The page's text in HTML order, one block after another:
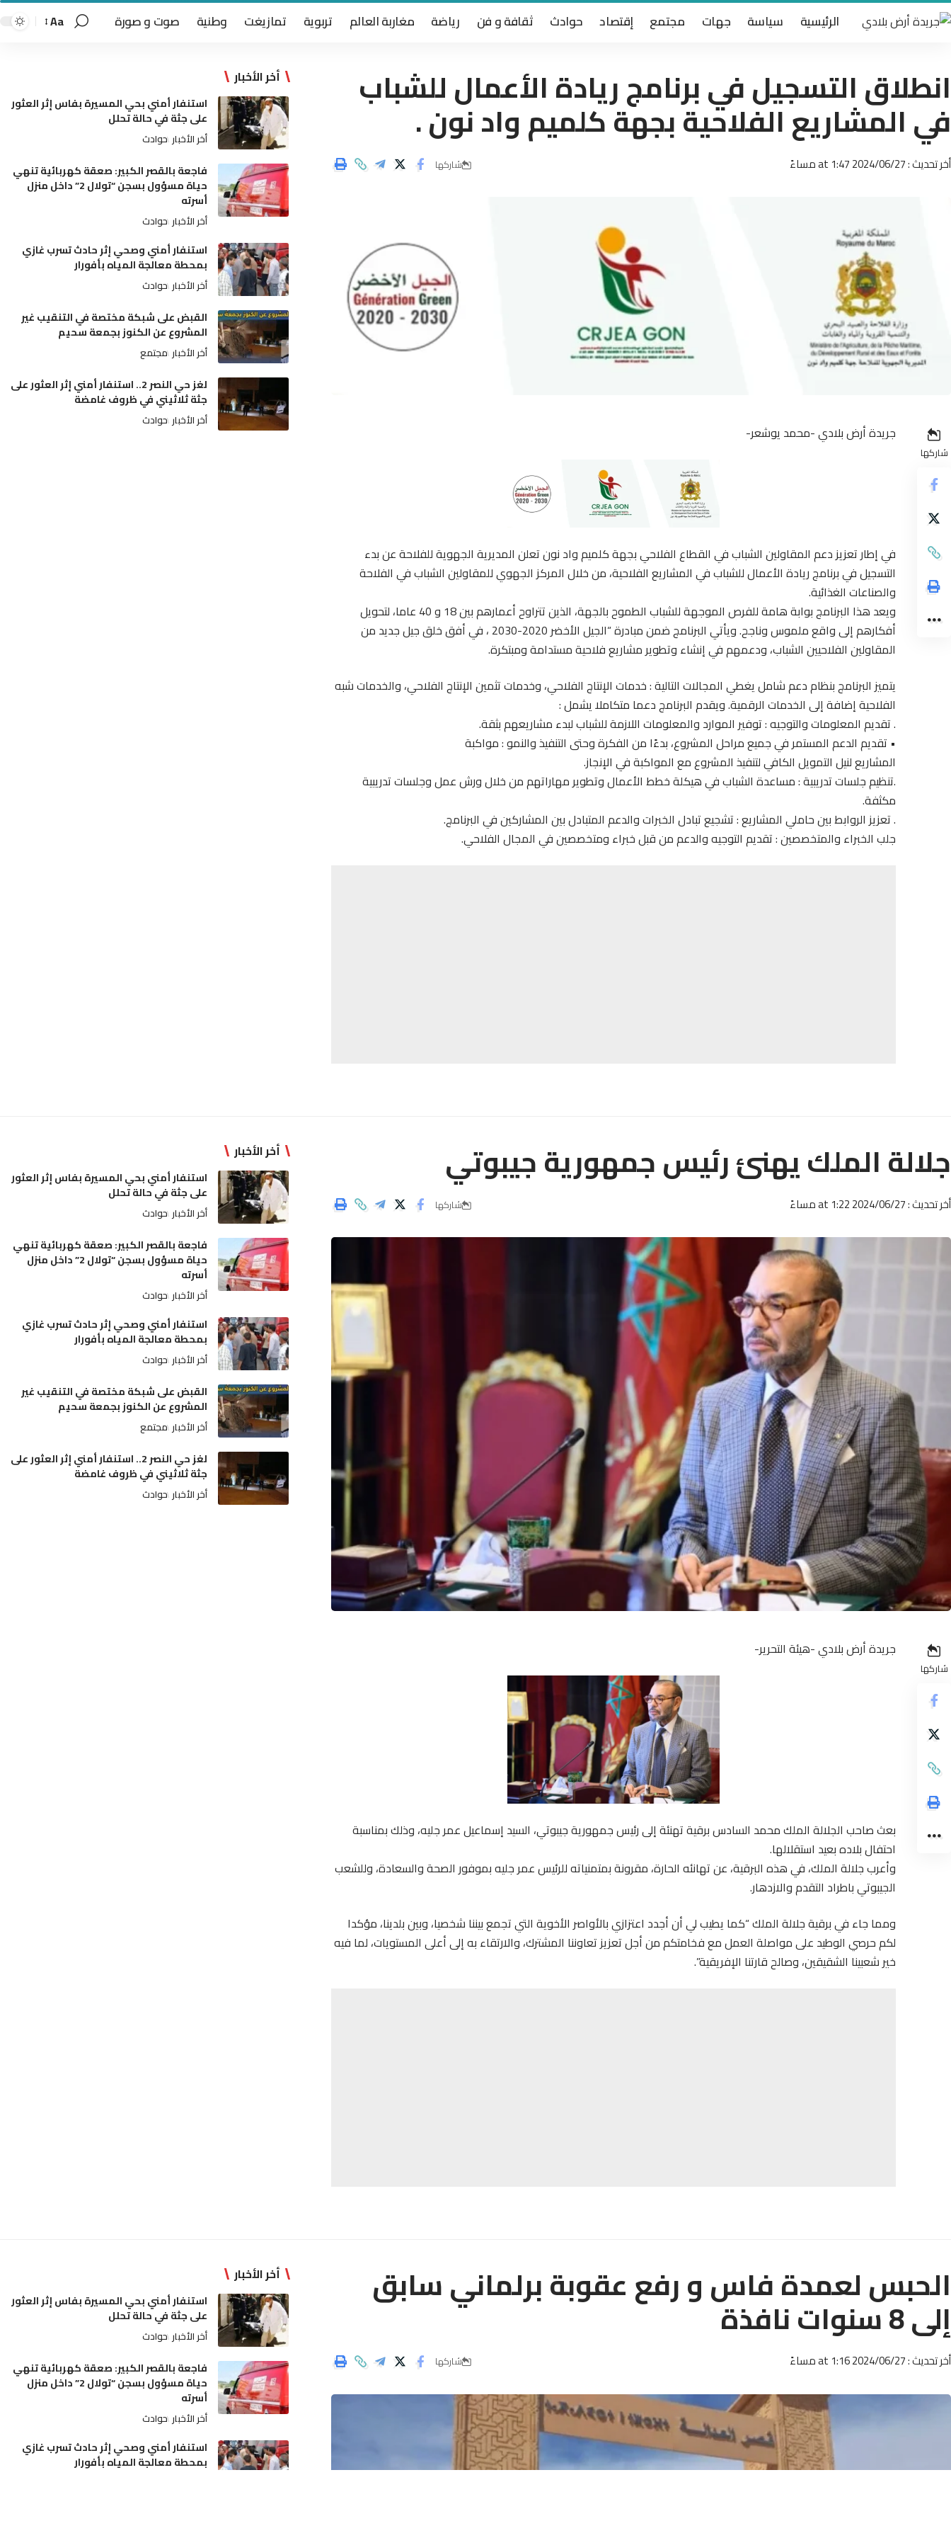
الرئيسية سياسة جهات مجتمع إقتصاد حوادث ثقافة و فن رياضة مغاربة العالم تربوية تمازيغت وطنية صوت و صورة Aa
انطلاق التسجيل في برنامج ريادة الأعمال للشباب
في المشاريع الفلاحية بجهة كلميم واد نون .
أخر تحديث : 2024/06/27 at 1:47 مساءً شاركها
شاركها
جريدة أرض بلادي -محمد يوشعر-
في إطار تعزيز دعم المقاولين الشباب في القطاع الفلاحي بجهة كلميم واد نون تعلن المديرية الجهوية للفلاحة عن بدء
التسجيل في برنامج ريادة الأعمال للشباب في المشاريع الفلاحية، من خلال المركز الجهوي للمقاولين الشباب في الفلاحة
والصناعات الغذائية.
ويعد هذا البرنامج بوابة هامة للفرص الموجهة للشباب الطموح بالجهة، الذين تتراوح أعمارهم بين 18 و 40 عاما، لتحويل
أفكارهم إلى واقع ملموس وناجح. ويأتي البرنامج ضمن مبادرة “الجيل الأخضر 2020-2030 ، في أفق خلق جيل جديد من
المقاولين الفلاحيين الشباب، ودعمهم في إنشاء وتطوير مشاريع فلاحية مستدامة ومبتكرة.
يتميز البرنامج بنظام دعم شامل يغطي المجالات التالية : خدمات الإنتاج الفلاحي، وخدمات تثمين الإنتاج الفلاحي، والخدمات شبه
الفلاحية إضافة إلى الخدمات الرقمية. ويقدم البرنامج دعما متكاملا يشمل :
. تقديم المعلومات والتوجيه : توفير الموارد والمعلومات اللازمة للشباب لبدء مشاريعهم بثقة.
• تقديم الدعم المستمر في جميع مراحل المشروع، بدءًا من الفكرة وحتى التنفيذ والنمو : مواكبة
المشاريع لنيل التمويل الكافي لتنفيذ المشروع مع المواكبة في الإنجاز.
.تنظيم جلسات تدريبية : مساعدة الشباب في هيكلة خطط الأعمال وتطوير مهاراتهم من خلال ورش عمل وجلسات تدريبية
مكثفة.
. تعزيز الروابط بين حاملي المشاريع : تشجيع تبادل الخبرات والدعم المتبادل بين المشاركين في البرنامج.
جلب الخبراء والمتخصصين : تقديم التوجيه والدعم من قبل خبراء ومتخصصين في المجال الفلاحي.
أخر الأخبار
استنفار أمني بحي المسيرة بفاس إثر العثور
على جثة في حالة تحلل
أخر الأخبار حوادث
فاجعة بالقصر الكبير: صعقة كهربائية تنهي
حياة مسؤول بسجن “تولال 2” داخل منزل
أسرته
أخر الأخبار حوادث
استنفار أمني وصحي إثر حادث تسرب غازي
بمحطة معالجة المياه بأفورار
أخر الأخبار حوادث
القبض على شبكة مختصة في التنقيب غير
المشروع عن الكنوز بجمعة سحيم
أخر الأخبار مجتمع
لغز حي النصر 2.. استنفار أمني إثر العثور على
جثة ثلاثيني في ظروف غامضة
أخر الأخبار حوادث
جلالة الملك يهنئ رئيس جمهورية جيبوتي
أخر تحديث : 2024/06/27 at 1:22 مساءً شاركها
شاركها
جريدة أرض بلادي -هيئة التحرير-
بعث صاحب الجلالة الملك محمد السادس برقية تهنئة إلى رئيس جمهورية جيبوتي، السيد إسماعيل عمر جليه، وذلك بمناسبة
احتفال بلاده بعيد استقلالها.
وأعرب جلالة الملك، في هذه البرقية، عن تهانئه الحارة، مقرونة بمتمنياته للرئيس عمر جليه بموفور الصحة والسعادة، وللشعب
الجيبوتي باطراد التقدم والازدهار.
ومما جاء في برقية جلالة الملك “كما يطيب لي أن أجدد اعتزازي بالأواصر الأخوية التي تجمع بيننا شخصيا، وبين بلدينا، مؤكدا
لكم حرصي الوطيد على مواصلة العمل مع فخامتكم من أجل تعزيز تعاوننا المشترك، والارتقاء به إلى أعلى المستويات، لما فيه
خير شعبينا الشقيقين، وصالح قارتنا الإفريقية”.
أخر الأخبار
استنفار أمني بحي المسيرة بفاس إثر العثور
على جثة في حالة تحلل
أخر الأخبار حوادث
فاجعة بالقصر الكبير: صعقة كهربائية تنهي
حياة مسؤول بسجن “تولال 2” داخل منزل
أسرته
أخر الأخبار حوادث
استنفار أمني وصحي إثر حادث تسرب غازي
بمحطة معالجة المياه بأفورار
أخر الأخبار حوادث
القبض على شبكة مختصة في التنقيب غير
المشروع عن الكنوز بجمعة سحيم
أخر الأخبار مجتمع
لغز حي النصر 2.. استنفار أمني إثر العثور على
جثة ثلاثيني في ظروف غامضة
أخر الأخبار حوادث
الحبس لعمدة فاس و رفع عقوبة برلماني سابق
إلى 8 سنوات نافذة
أخر تحديث : 2024/06/27 at 1:16 مساءً شاركها
أخر الأخبار
استنفار أمني بحي المسيرة بفاس إثر العثور
على جثة في حالة تحلل
أخر الأخبار حوادث
فاجعة بالقصر الكبير: صعقة كهربائية تنهي
حياة مسؤول بسجن “تولال 2” داخل منزل
أسرته
أخر الأخبار حوادث
استنفار أمني وصحي إثر حادث تسرب غازي
بمحطة معالجة المياه بأفورار